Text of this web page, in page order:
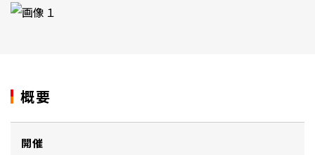
概要
開催